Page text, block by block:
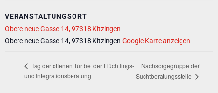
VERANSTALTUNGSORT
Obere neue Gasse 14, 97318 Kitzingen
Obere neue Gasse 14, 97318 Kitzingen Google Karte anzeigen
Tag der offenen Tür bei der Flüchtlings-
und Integrationsberatung
Nachsorgegruppe der
Suchtberatungsstelle